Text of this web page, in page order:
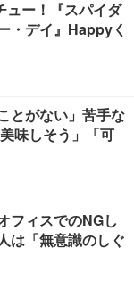
ュー！『スパイダ
・デイ』Happyく
とがない」苦手な
味しそう」「可
フィスでのNGし
は「無意識のしぐ